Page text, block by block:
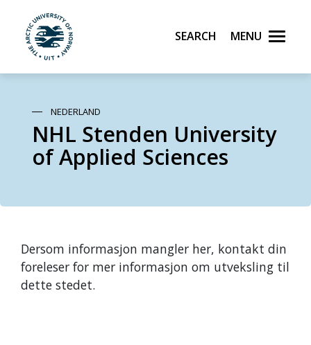
Skip to main content
UiT The Arctic University of Norway
Search Menu
NEDERLAND
NHL Stenden University
of Applied Sciences
Dersom informasjon mangler her, kontakt din
foreleser for mer informasjon om utveksling til
dette stedet.